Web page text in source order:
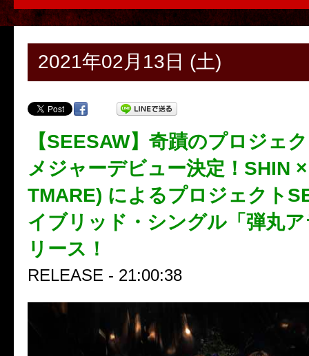
2021年02月13日 (土)
【SEESAW】奇蹟のプロジェ
メジャーデビュー決定！SHIN
TMARE) によるプロジェクト
イブリッド・シングル「弾丸
リース！
RELEASE - 21:00:38